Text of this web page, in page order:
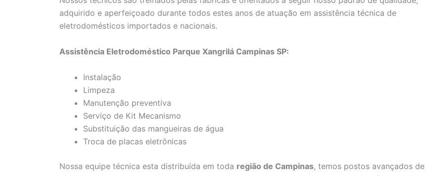
adquirido e aperfeiçoado durante todos estes anos de atuação em assistência técnica de
eletrodomésticos importados e nacionais.
Assistência Eletrodoméstico Parque Xangrilá Campinas SP:
Instalação
Limpeza
Manutenção preventiva
Serviço de Kit Mecanismo
Substituição das mangueiras de água
Troca de placas eletrônicas
Nossa equipe técnica esta distribuída em toda região de Campinas, temos postos avançados de